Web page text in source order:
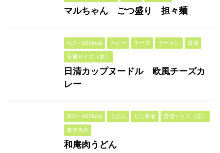
マルちゃん ごつ盛り 担々麺
401～500kcal カレー チーズ ラーメン
日清
普通サイズ（並）
日清カップヌードル 欧風チーズカ
レー
301～400kcal うどん だし醤油
普通サイズ（並）
東洋水産
和庵肉うどん